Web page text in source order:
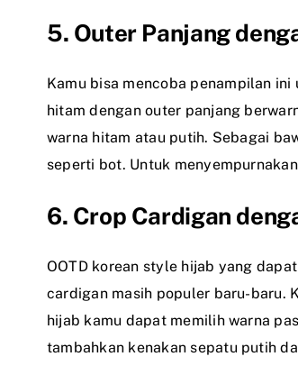
5. Outer Panjang
Kamu bisa mencoba penampilan
hitam dengan outer panjang
warna hitam atau putih. Sebagai
seperti bot. Untuk
6. Crop Cardigan
OOTD korean style hijab yang
cardigan masih populer baru-baru.
hijab kamu dapat memilih warna
tambahkan kenakan sepatu putih